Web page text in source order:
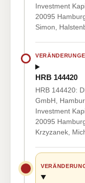
Investment
20095
Simon,
HRB 144420
HRB 144420:
GmbH,
Investment
20095
Krzyzanek,